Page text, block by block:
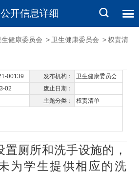
公开信息详细
生健康委员会 > 卫生健康委员会 > 权责清
00139 发布机构：
卫生健康委员会
02
废止日期：
主题分类：
权责清单
置厕所和洗手设施的，
为学生提供相应的洗